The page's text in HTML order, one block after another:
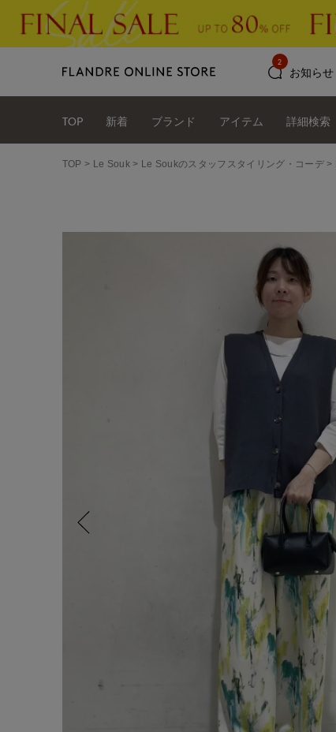
お知らせ
2
TOP 新着 ブランド アイテム 詳細検索
TOP Le Souk Le Soukのスタッフスタイリング・コーデ